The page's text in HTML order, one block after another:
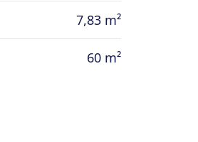
7,83 m²
60 m²